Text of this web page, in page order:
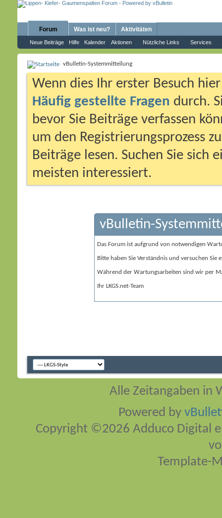
Forum
Neue Beiträge Hilfe Kalender Aktionen Nützliche Links Services
Was ist neu? Aktivitäten
vBulletin-Systemmitteilung
Wenn dies Ihr erster Besuch
Häufig gestellte Fragen durch.
bevor Sie Beiträge verfassen
um den Registrierungsprozess
Beiträge lesen. Suchen Sie sich
meisten interessiert.
vBulletin-
Das Forum ist aufgrund von notwendigen
Bitte haben Sie Verständnis und versuchen Sie
Während der Wartungsarbeiten sind wir per
Ihr LKGS.net-Team
Alle Zeitangaben in
Powered by
Copyright ©2026 Adduco Digital
Template-